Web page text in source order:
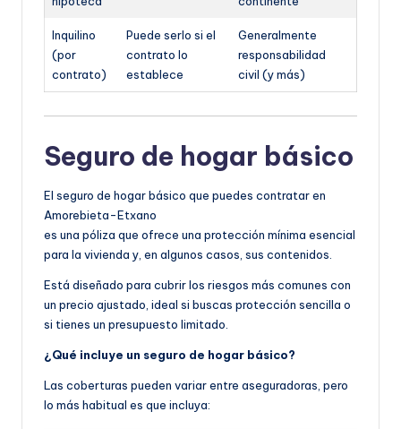
Inquilino
(por
contrato)
Puede serlo si el
contrato lo
establece
Generalmente
responsabilidad
civil (y más)
Seguro de hogar básico
El seguro de hogar básico que puedes contratar en
Amorebieta-Etxano
es una póliza que ofrece una protección mínima esencial
para la vivienda y, en algunos casos, sus contenidos.
Está diseñado para cubrir los riesgos más comunes con
un precio ajustado, ideal si buscas protección sencilla o
si tienes un presupuesto limitado.
¿Qué incluye un seguro de hogar básico?
Las coberturas pueden variar entre aseguradoras, pero
lo más habitual es que incluya: